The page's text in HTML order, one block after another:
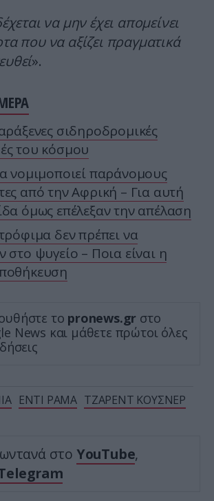
να μην έχει απομείνει
που να αξίζει πραγματικά
».
σιδηροδρομικές
του κόσμου
νομιμοποιεί παράνομους
από την Αφρική – Για αυτή
όμως επέλεξαν την απέλαση
δεν πρέπει να
στο ψυγείο – Ποια είναι η
το pronews.gr στο
News και μάθετε πρώτοι όλες
ΕΝΤΙ ΡΑΜΑ ΤΖΑΡΕΝΤ ΚΟΥΣΝΕΡ
στο YouTube,